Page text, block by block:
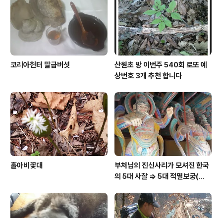
코리아헌터 말굽버섯
산원초 방 이번주 540회 로또 예
상번호 3개 추천 합니다
홀아비꽃대
부처님의 진신사리가 모셔진 한국
의 5대 사찰 => 5대 적멸보궁(寂